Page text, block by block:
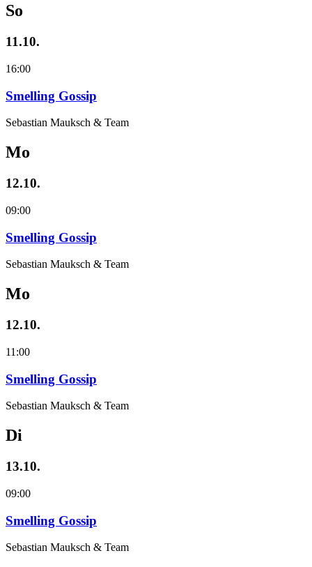
So
11.10.
16:00
Smelling Gossip
Sebastian Mauksch & Team
Mo
12.10.
09:00
Smelling Gossip
Sebastian Mauksch & Team
Mo
12.10.
11:00
Smelling Gossip
Sebastian Mauksch & Team
Di
13.10.
09:00
Smelling Gossip
Sebastian Mauksch & Team